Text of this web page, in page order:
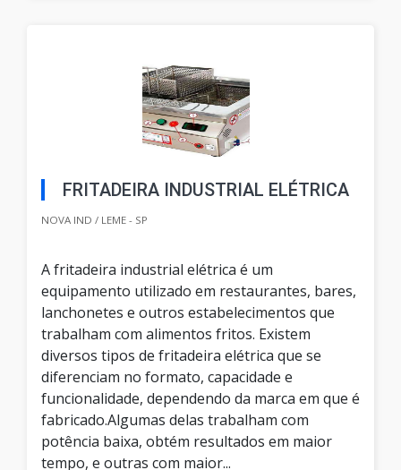
FRITADEIRA INDUSTRIAL ELÉTRICA
NOVA IND / LEME - SP
A fritadeira industrial elétrica é um
equipamento utilizado em restaurantes, bares,
lanchonetes e outros estabelecimentos que
trabalham com alimentos fritos. Existem
diversos tipos de fritadeira elétrica que se
diferenciam no formato, capacidade e
funcionalidade, dependendo da marca em que é
fabricado.Algumas delas trabalham com
potência baixa, obtém resultados em maior
tempo, e outras com maior...